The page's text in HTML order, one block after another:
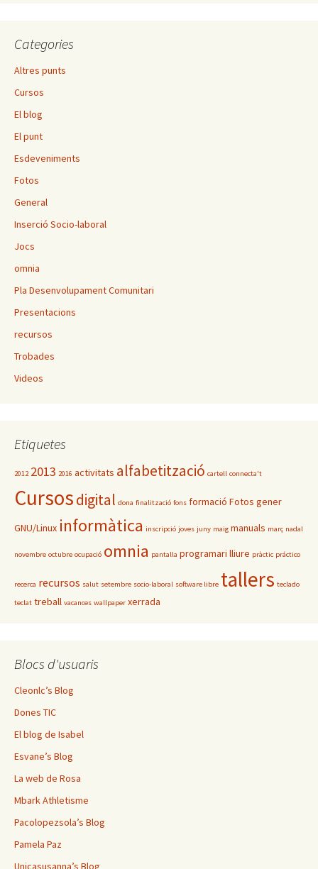
Categories
Altres punts
Cursos
El blog
El punt
Esdeveniments
Fotos
General
Inserció Socio-laboral
Jocs
omnia
Pla Desenvolupament Comunitari
Presentacions
recursos
Trobades
Videos
Etiquetes
2012 2013 2016 activitats alfabetització cartell connecta't
Cursosdigital dona finalització fons formació Fotos gener
GNU/Linux informàtica inscripció joves juny maig manuals març nadal
novembre octubre ocupació omnia pantalla programari lliure pràctic práctico
recerca recursos salut setembre socio-laboral software libre tallers teclado
teclat treball vacances wallpaper xerrada
Blocs d'usuaris
Cleonlc’s Blog
Dones TIC
El blog de Isabel
Esvane’s Blog
La web de Rosa
Mbark Athletisme
Pacolopezsola’s Blog
Pamela Paz
Unicasusanna’s Blog